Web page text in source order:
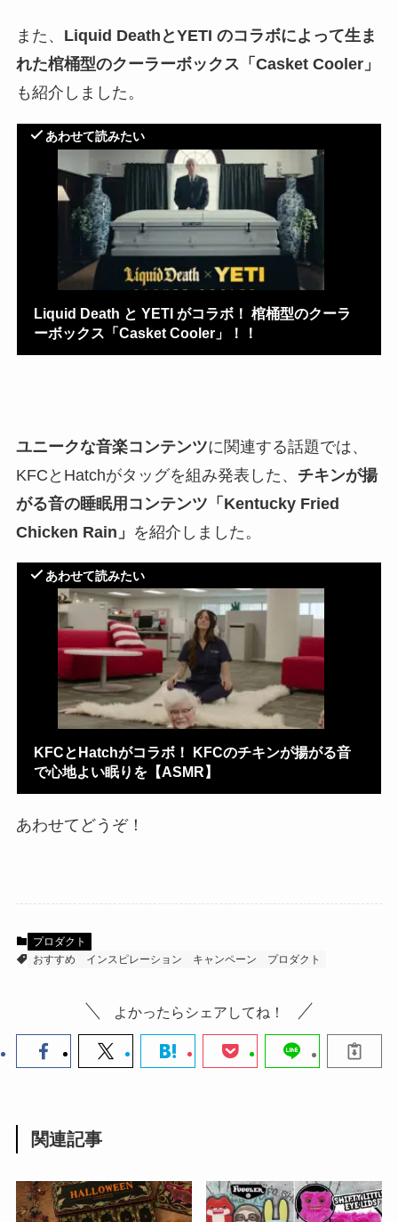
また、 Liquid DeathとYETI のコラボによって生ま
れた棺桶型のクーラーボックス「Casket Cooler」
も紹介しました。
あわせて読みたい
Liquid Death と YETI がコラボ！ 棺桶型のクーラ
ーボックス「Casket Cooler」！！
ユニークな音楽コンテンツに関連する話題では、
KFCとHatchがタッグを組み発表した、 チキンが揚
がる音の睡眠用コンテンツ「Kentucky Fried
Chicken Rain」 を紹介しました。
あわせて読みたい
KFCとHatchがコラボ！ KFCのチキンが揚がる音
で心地よい眠りを【ASMR】
あわせてどうぞ！
プロダクト
おすすめ
インスピレーション キャンペーン プロダクト
よかったらシェアしてね！
関連記事